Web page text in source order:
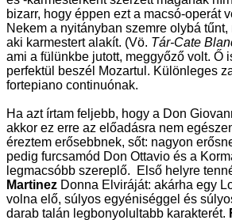
bizarr, hogy éppen ezt a macsó-operát
Nekem a nyitányban szemre olybá
aki karmestert alakít. (Vö. Tár-Cate
ami a fülünkbe jutott, meggyőző volt. Ő
perfektül beszél Mozartul. Különleges
fortepiano continuónak.
Ha azt írtam feljebb, hogy a Don
akkor ez erre az előadásra nem
éreztem erősebbnek, sőt: nagyon
pedig furcsamód Don Ottavio és a
legmacsóbb szereplő. Első helyre
Martinez Donna Elviráját: akárha egy
volna elő, súlyos egyéniséggel és
darab talán legbonyolultabb karakterét.